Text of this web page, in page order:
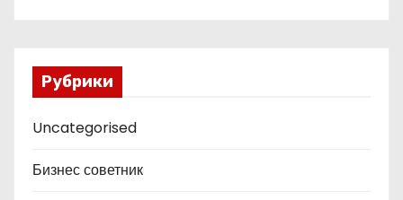
Рубрики
Uncategorised
Бизнес советник